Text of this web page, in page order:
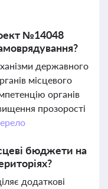
№14048
державного
місцевого
органів
прозорості
бюджети на
додаткові